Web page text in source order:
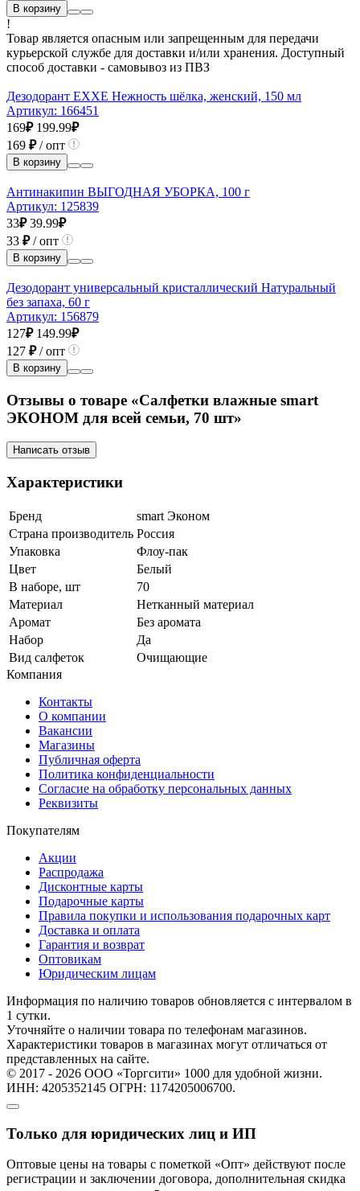
В корзину
!
Товар является опасным или запрещенным для передачи
курьерской службе для доставки и/или хранения. Доступный
способ доставки - самовывоз из ПВЗ
Дезодорант EXXE Нежность шёлка, женский, 150 мл
Артикул: 166451
169₽ 199.99₽
169 ₽/ опт
В корзину
Антинакипин ВЫГОДНАЯ УБОРКА, 100 г
Артикул: 125839
33₽ 39.99₽
33 ₽/ опт
В корзину
Дезодорант универсальный кристаллический Натуральный
без запаха, 60 г
Артикул: 156879
127₽ 149.99₽
127 ₽/ опт
В корзину
Отзывы о товаре «Салфетки влажные smart
ЭКОНОМ для всей семьи, 70 шт»
Написать отзыв
Характеристики
Бренд
smart Эконом
Страна производитель Россия
Упаковка
Флоу-пак
Цвет
Белый
В наборе, шт
70
Материал
Нетканный материал
Аромат
Без аромата
Набор
Да
Вид салфеток
Очищающие
Компания
Контакты
О компании
Вакансии
Магазины
Публичная оферта
Политика конфиденциальности
Согласие на обработку персональных данных
Реквизиты
Покупателям
Акции
Распродажа
Дисконтные карты
Подарочные карты
Правила покупки и использования подарочных карт
Доставка и оплата
Гарантия и возврат
Оптовикам
Юридическим лицам
Информация по наличию товаров обновляется с интервалом в
1 сутки.
Уточняйте о наличии товара по телефонам магазинов.
Характеристики товаров в магазинах могут отличаться от
представленных на сайте.
© 2017 - 2026 ООО «Торгсити» 1000 для удобной жизни.
ИНН: 4205352145 ОГРН: 1174205006700.
Только для юридических лиц и ИП
Оптовые цены на товары с пометкой «Опт» действуют после
регистрации и заключении договора, дополнительная скидка